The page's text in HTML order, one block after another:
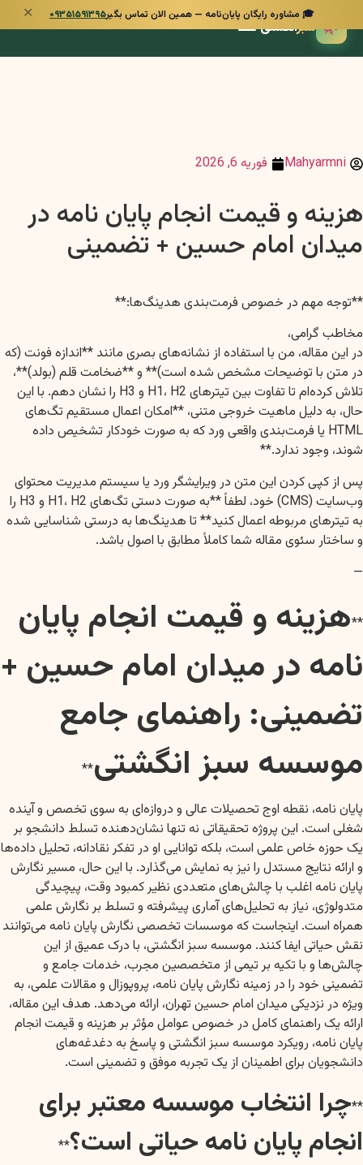
🎓 مشاوره رایگان پایان‌نامه — همین الان تماس بگیر۰۹۳۵۱۵۹۱۳۹۵ ✕
🌿 سبزانگشتی
Mahyarmni فوریه 6, 2026
هزینه و قیمت انجام پایان نامه در
میدان امام حسین + تضمینی
**توجه مهم در خصوص فرمت‌بندی هدینگ‌ها:**
مخاطب گرامی،
در این مقاله، من با استفاده از نشانه‌های بصری مانند **اندازه فونت (که
در متن با توضیحات مشخص شده است)** و **ضخامت قلم (بولد)**،
تلاش کرده‌ام تا تفاوت بین تیترهای H1، H2 و H3 را نشان دهم. با این
حال، به دلیل ماهیت خروجی متنی، **امکان اعمال مستقیم تگ‌های
HTML یا فرمت‌بندی واقعی ورد که به صورت خودکار تشخیص داده
شوند، وجود ندارد.**
پس از کپی کردن این متن در ویرایشگر ورد یا سیستم مدیریت محتوای
وب‌سایت (CMS) خود، لطفاً **به صورت دستی تگ‌های H1، H2 و H3 را
به تیترهای مربوطه اعمال کنید** تا هدینگ‌ها به درستی شناسایی شده
و ساختار سئوی مقاله شما کاملاً مطابق با اصول باشد.
—
**هزینه و قیمت انجام پایان
نامه در میدان امام حسین +
تضمینی: راهنمای جامع
موسسه سبز انگشتی**
پایان نامه، نقطه اوج تحصیلات عالی و دروازه‌ای به سوی تخصص و آینده
شغلی است. این پروژه تحقیقاتی نه تنها نشان‌دهنده تسلط دانشجو بر
یک حوزه خاص علمی است، بلکه توانایی او در تفکر نقادانه، تحلیل داده‌ها
و ارائه نتایج مستدل را نیز به نمایش می‌گذارد. با این حال، مسیر نگارش
پایان نامه اغلب با چالش‌های متعددی نظیر کمبود وقت، پیچیدگی
متدولوژی، نیاز به تحلیل‌های آماری پیشرفته و تسلط بر نگارش علمی
همراه است. اینجاست که موسسات تخصصی نگارش پایان نامه می‌توانند
نقش حیاتی ایفا کنند. موسسه سبز انگشتی، با درک عمیق از این
چالش‌ها و با تکیه بر تیمی از متخصصین مجرب، خدمات جامع و
تضمینی خود را در زمینه نگارش پایان نامه، پروپوزال و مقالات علمی، به
ویژه در نزدیکی میدان امام حسین تهران، ارائه می‌دهد. هدف این مقاله،
ارائه یک راهنمای کامل در خصوص عوامل مؤثر بر هزینه و قیمت انجام
پایان نامه، رویکرد موسسه سبز انگشتی و پاسخ به دغدغه‌های
دانشجویان برای اطمینان از یک تجربه موفق و تضمینی است.
**چرا انتخاب موسسه معتبر برای
انجام پایان نامه حیاتی است؟**